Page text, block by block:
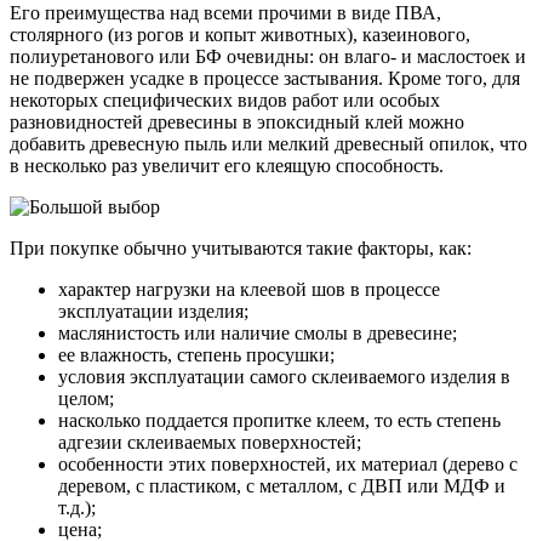
Его преимущества над всеми прочими в виде ПВА,
столярного (из рогов и копыт животных), казеинового,
полиуретанового или БФ очевидны: он влаго- и маслостоек и
не подвержен усадке в процессе застывания. Кроме того, для
некоторых специфических видов работ или особых
разновидностей древесины в эпоксидный клей можно
добавить древесную пыль или мелкий древесный опилок, что
в несколько раз увеличит его клеящую способность.
При покупке обычно учитываются такие факторы, как:
характер нагрузки на клеевой шов в процессе
эксплуатации изделия;
маслянистость или наличие смолы в древесине;
ее влажность, степень просушки;
условия эксплуатации самого склеиваемого изделия в
целом;
насколько поддается пропитке клеем, то есть степень
адгезии склеиваемых поверхностей;
особенности этих поверхностей, их материал (дерево с
деревом, с пластиком, с металлом, с ДВП или МДФ и
т.д.);
цена;